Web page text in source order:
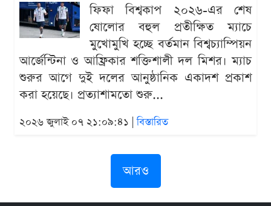
ফিফা বিশ্বকাপ ২০২৬-এর শেষ
ষোলোর বহুল প্রতীক্ষিত ম্যাচে
মুখোমুখি হচ্ছে বর্তমান বিশ্বচ্যাম্পিয়ন
আর্জেন্টিনা ও আফ্রিকার শক্তিশালী দল মিশর। ম্যাচ
শুরুর আগে দুই দলের আনুষ্ঠানিক একাদশ প্রকাশ
করা হয়েছে। প্রত্যাশামতো শুরু...
২০২৬ জুলাই ০৭ ২১:০৯:৪১ |বিস্তারিত
আরও